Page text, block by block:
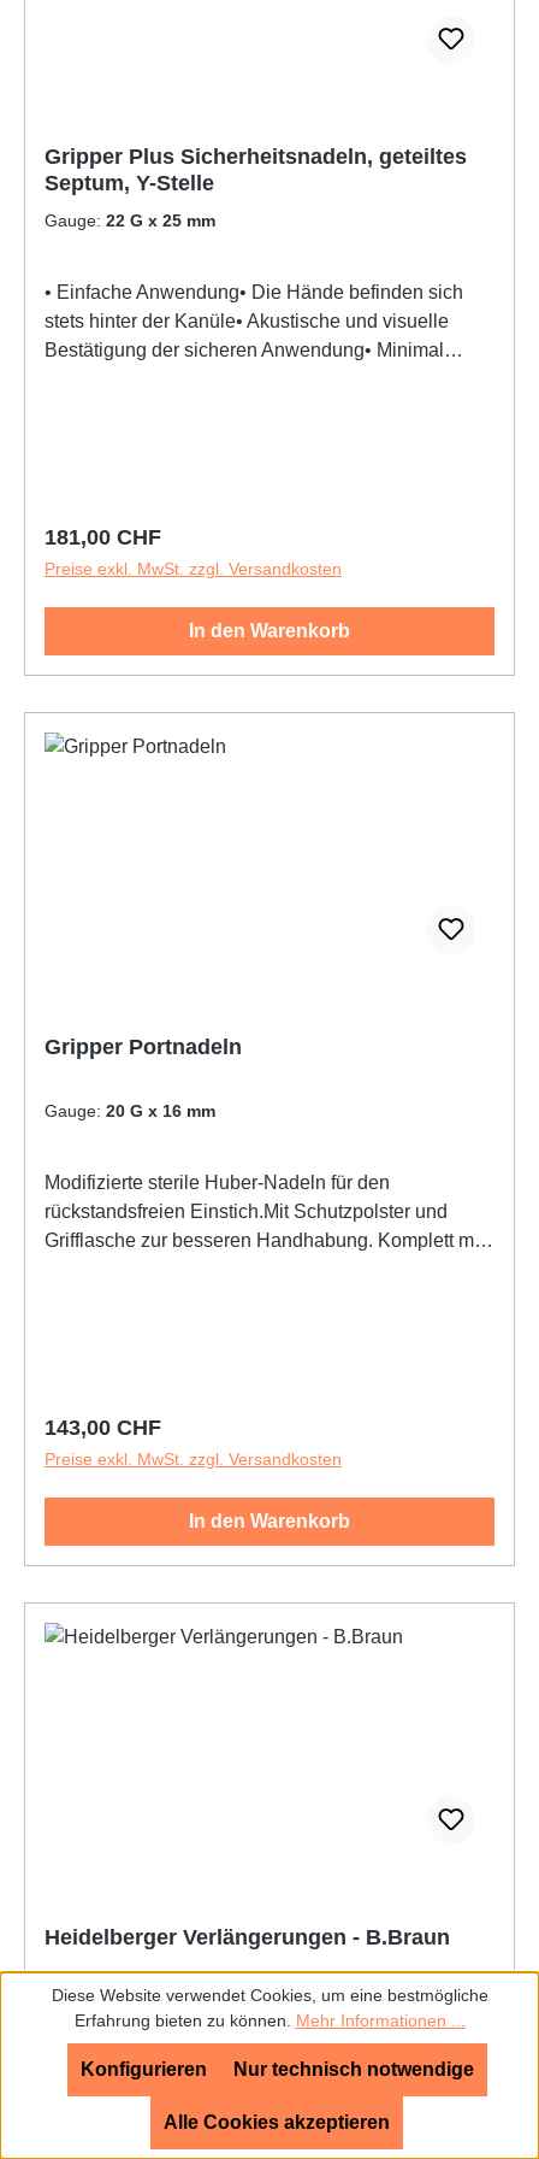
Gripper Plus Sicherheitsnadeln, geteiltes
Septum, Y-Stelle
Gauge: 22 G x 25 mm
• Einfache Anwendung• Die Hände befinden sich
stets hinter der Kanüle• Akustische und visuelle
Bestätigung der sicheren Anwendung• Minimal
Regulärer Preis:
181,00 CHF
Preise exkl. MwSt. zzgl. Versandkosten
In den Warenkorb
Gripper Portnadeln
Gauge: 20 G x 16 mm
Modifizierte sterile Huber-Nadeln für den
rückstandsfreien Einstich.Mit Schutzpolster und
Grifflasche zur besseren Handhabung. Komplett mit
Regulärer Preis:
143,00 CHF
Preise exkl. MwSt. zzgl. Versandkosten
In den Warenkorb
Heidelberger Verlängerungen - B.Braun
• In Längen von 10 bis 550 cm erhältlich• Einfaches
Verlängern von Infusions-Sets für eine komfortable
Infusionstherapie ohne Längeneinschränkung•
Diese Website verwendet Cookies, um eine bestmögliche
Erfahrung bieten zu können. Mehr Informationen ...
Nur technisch notwendige
Konfigurieren
Alle Cookies akzeptieren